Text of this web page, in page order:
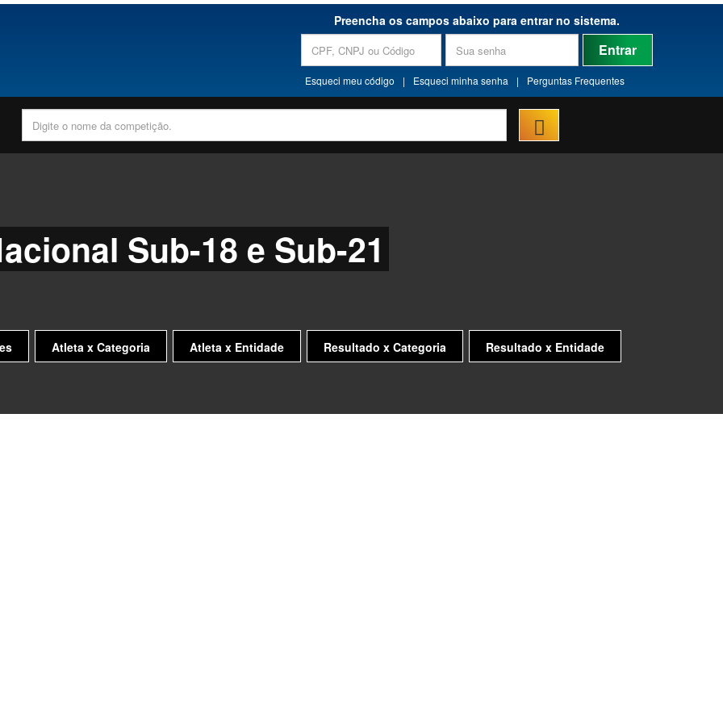
Preencha os campos abaixo para entrar no sistema.
Entrar
Esqueci meu código | Esqueci minha senha | Perguntas Frequentes
Sub-18 e Sub-21
Atleta x Categoria Atleta x Entidade Resultado x Categoria
Resultado x Entidade